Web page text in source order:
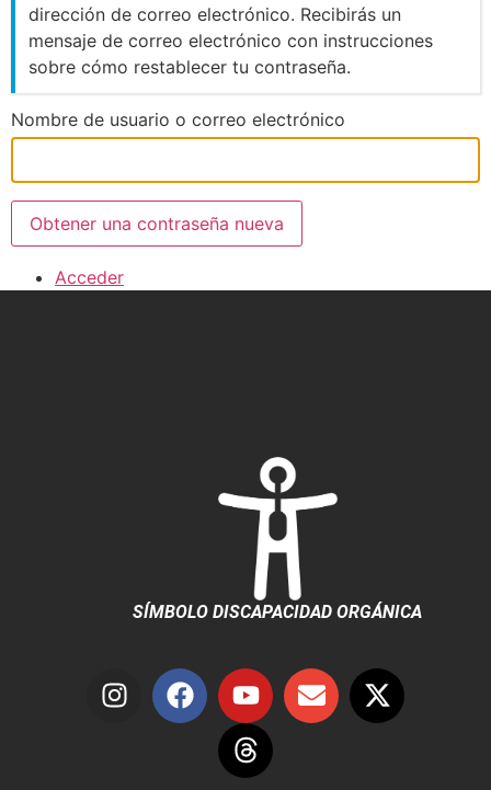
dirección de correo electrónico. Recibirás un
mensaje de correo electrónico con instrucciones
sobre cómo restablecer tu contraseña.
Nombre de usuario o correo electrónico
Obtener una contraseña nueva
Acceder
SÍMBOLO DISCAPACIDAD ORGÁNICA